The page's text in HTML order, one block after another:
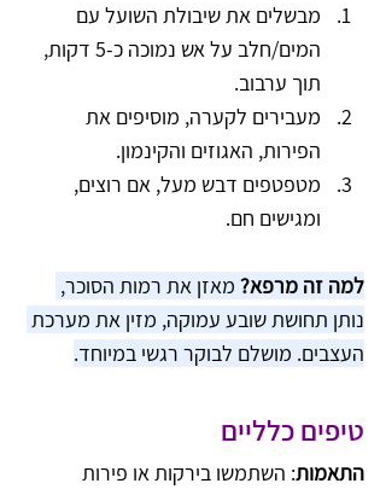
מבשלים את שיבולת השועל עם
המים/חלב על אש נמוכה כ-5 דקות,
תוך ערבוב.
מעבירים לקערה, מוסיפים את
הפירות, האגוזים והקינמון.
מטפטפים דבש מעל, אם רוצים,
ומגישים חם.
למה זה מרפא? מאזן את רמות הסוכר,
נותן תחושת שובע עמוקה, מזין את מערכת
העצבים. מושלם לבוקר רגשי במיוחד.
טיפים כלליים
התאמות: השתמשו בירקות או פירות